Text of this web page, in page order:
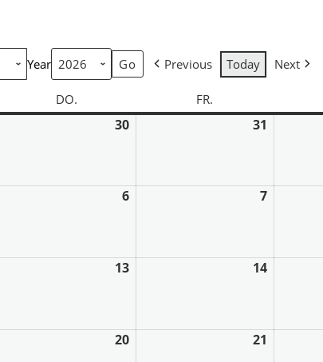
Year Previous Today Next
DO. FR.
30 31
6 7
13 14
20 21